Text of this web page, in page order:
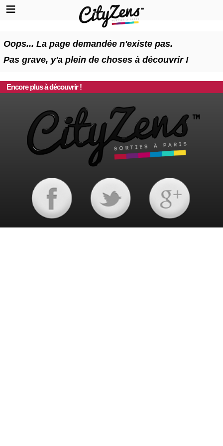
Oops... La page demandée n'existe pas.
Pas grave, y'a plein de choses à découvrir !
Encore plus à découvrir !